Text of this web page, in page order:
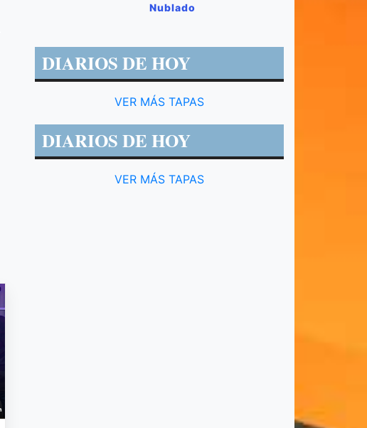
Nublado
DIARIOS DE HOY
VER MÁS TAPAS
DIARIOS DE HOY
VER MÁS TAPAS